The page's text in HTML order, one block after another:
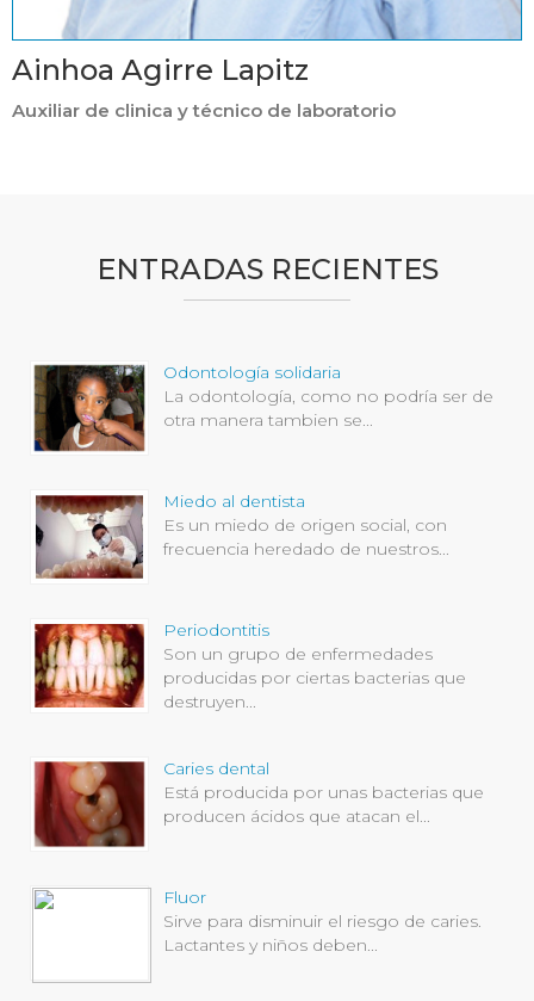
Ainhoa Agirre Lapitz
Auxiliar de clinica y técnico de laboratorio
ENTRADAS RECIENTES
Odontología solidaria
La odontología, como no podría ser de
otra manera tambien se...
Miedo al dentista
Es un miedo de origen social, con
frecuencia heredado de nuestros...
Periodontitis
Son un grupo de enfermedades
producidas por ciertas bacterias que
destruyen...
Caries dental
Está producida por unas bacterias que
producen ácidos que atacan el...
Fluor
Sirve para disminuir el riesgo de caries.
Lactantes y niños deben...